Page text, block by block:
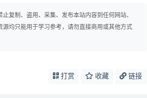
复制、盗用、采集、发布本站内容到任何网站、
均只能用于学习参考，请勿直接商用或其他方式
打赏 收藏 链接